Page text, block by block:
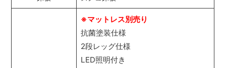
※マットレス別売り
抗菌塗装仕様
2段レッグ仕様
LED照明付き